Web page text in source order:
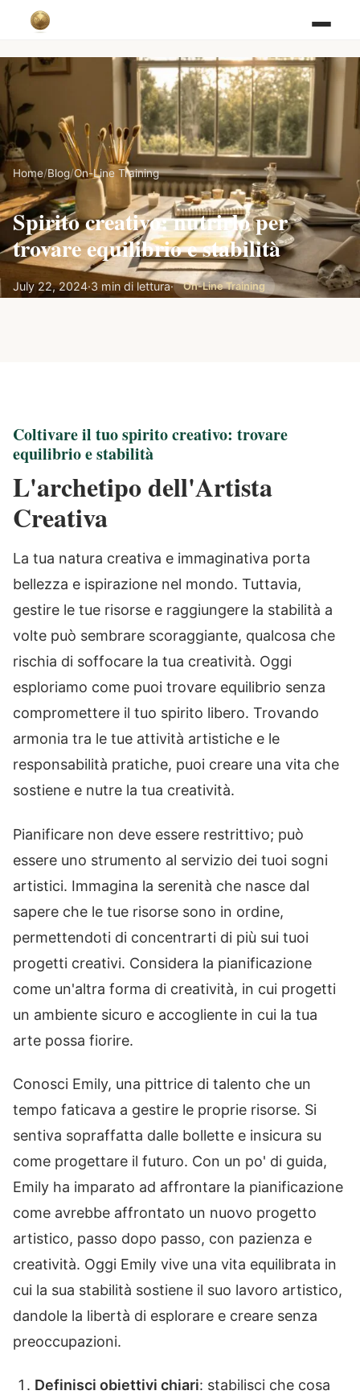
Home/Blog/On-Line Training
Spirito creativo: nutrirlo per
trovare equilibrio e stabilità
July 22, 2024·3 min di lettura· On-Line Training
Coltivare il tuo spirito creativo: trovare
equilibrio e stabilità
L'archetipo dell'Artista
Creativa
La tua natura creativa e immaginativa porta
bellezza e ispirazione nel mondo. Tuttavia,
gestire le tue risorse e raggiungere la stabilità a
volte può sembrare scoraggiante, qualcosa che
rischia di soffocare la tua creatività. Oggi
esploriamo come puoi trovare equilibrio senza
compromettere il tuo spirito libero. Trovando
armonia tra le tue attività artistiche e le
responsabilità pratiche, puoi creare una vita che
sostiene e nutre la tua creatività.
Pianificare non deve essere restrittivo; può
essere uno strumento al servizio dei tuoi sogni
artistici. Immagina la serenità che nasce dal
sapere che le tue risorse sono in ordine,
permettendoti di concentrarti di più sui tuoi
progetti creativi. Considera la pianificazione
come un'altra forma di creatività, in cui progetti
un ambiente sicuro e accogliente in cui la tua
arte possa fiorire.
Conosci Emily, una pittrice di talento che un
tempo faticava a gestire le proprie risorse. Si
sentiva sopraffatta dalle bollette e insicura su
come progettare il futuro. Con un po' di guida,
Emily ha imparato ad affrontare la pianificazione
come avrebbe affrontato un nuovo progetto
artistico, passo dopo passo, con pazienza e
creatività. Oggi Emily vive una vita equilibrata in
cui la sua stabilità sostiene il suo lavoro artistico,
dandole la libertà di esplorare e creare senza
preoccupazioni.
Definisci obiettivi chiari: stabilisci che cosa